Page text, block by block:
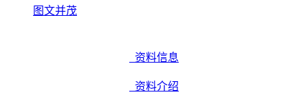
图文并茂
资料信息
资料介绍